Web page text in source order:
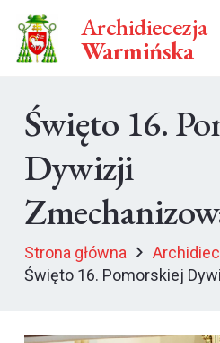
Archidiecezja
Warmińska
Święto 16.
Dywizji
Strona główna
Święto 16. Pomorskiej